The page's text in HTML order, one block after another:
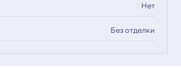
Нет
Без отделки